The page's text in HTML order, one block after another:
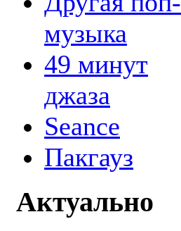
музыка
49 минут
джаза
Seance
Пакгауз
Актуально